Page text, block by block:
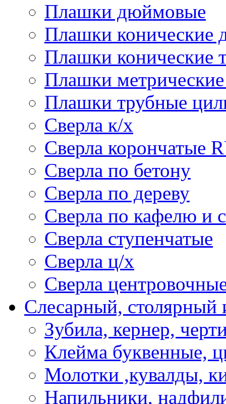
Плашки дюймовые
Плашки
Плашки конические
Плашки
Плашки трубные
Сверла к/х
Сверла корончатые
Сверла по бетону
Сверла по дереву
Сверла по кафелю и
Сверла ступенчатые
Сверла ц/х
Сверла
Слесарный, столярный
Зубила, кернер,
Клейма буквенные,
Молотки ,кувалды,
Напильники,